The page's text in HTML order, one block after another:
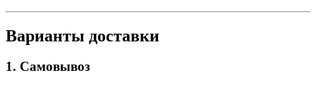
Варианты доставки
1. Самовывоз